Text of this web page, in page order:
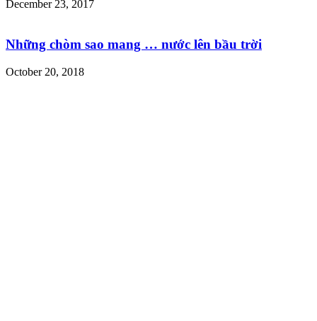
December 23, 2017
Những chòm sao mang … nước lên bầu trời
October 20, 2018